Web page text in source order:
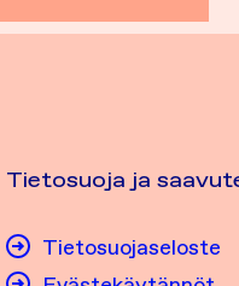
Tietosuoja ja
Tietosuojaseloste